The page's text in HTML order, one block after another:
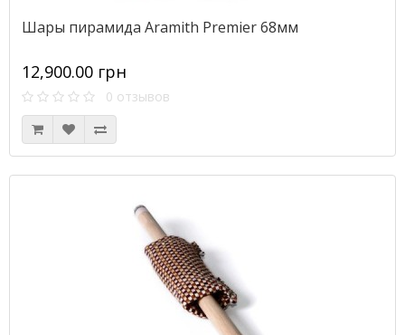
Шары пирамида Aramith Premier 68мм
12,900.00 грн
0 отзывов